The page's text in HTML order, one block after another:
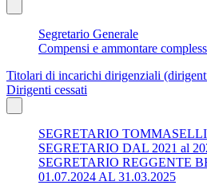
Segretario Generale
Compensi e ammontare
Titolari di incarichi dirigenziali
Dirigenti cessati
SEGRETARIO
SEGRETARIO DAL 2021 al
SEGRETARIO REGGENTE
01.07.2024 AL 31.03.2025